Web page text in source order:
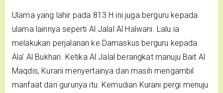
Ulama yang lahir pada 813 H ini juga berguru kepada
ulama lainnya seperti Al Jalal Al Halwani. Lalu ia
melakukan perjalanan ke Damaskus berguru kepada
Ala’ Al Bukhari. Ketika Al Jalal berangkat manuju Bait Al
Maqdis, Kurani menyertainya dan masih mengambil
manfaat dari gurunya itu. Kemudian Kurani pergi menuju